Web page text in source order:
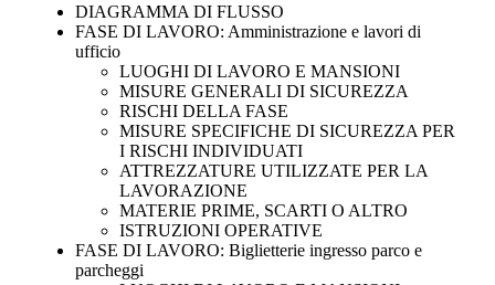
DIAGRAMMA DI FLUSSO
FASE DI LAVORO: Amministrazione e lavori di
ufficio
LUOGHI DI LAVORO E MANSIONI
MISURE GENERALI DI SICUREZZA
RISCHI DELLA FASE
MISURE SPECIFICHE DI SICUREZZA PER
I RISCHI INDIVIDUATI
ATTREZZATURE UTILIZZATE PER LA
LAVORAZIONE
MATERIE PRIME, SCARTI O ALTRO
ISTRUZIONI OPERATIVE
FASE DI LAVORO: Biglietterie ingresso parco e
parcheggi